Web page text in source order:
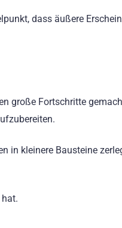
dass äußere
große Fortschritte
in kleinere Bausteine